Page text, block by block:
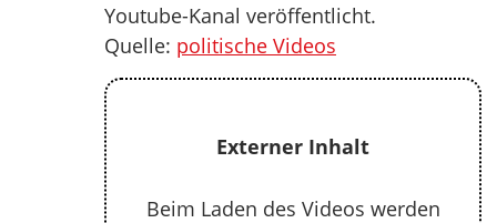
Youtube-Kanal veröffentlicht.
Quelle: politische Videos
Externer Inhalt
Beim Laden des Videos werden